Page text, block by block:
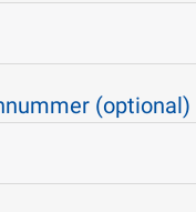
(optional)